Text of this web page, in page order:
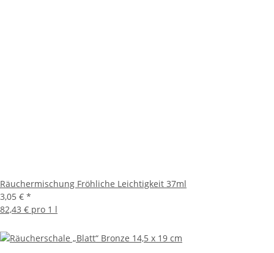
Räuchermischung Fröhliche Leichtigkeit 37ml
3,05 € *
82,43 € pro 1 l